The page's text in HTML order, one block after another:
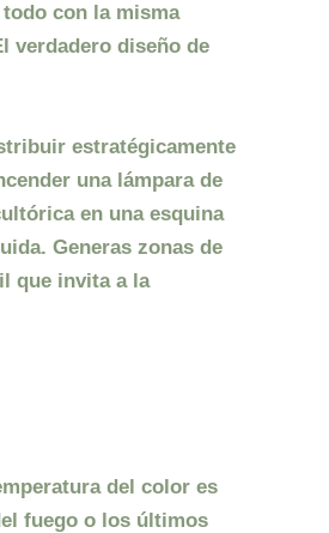
con la misma
verdadero diseño de
estratégicamente
una lámpara de
en una esquina
Generas zonas de
que invita a la
del color es
fuego o los últimos